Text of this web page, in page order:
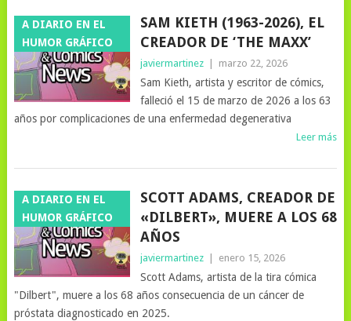
A DIARIO EN EL
HUMOR GRÁFICO
SAM KIETH (1963-2026), EL
CREADOR DE ‘THE MAXX’
javiermartinez marzo 22, 2026
Sam Kieth, artista y escritor de cómics,
falleció el 15 de marzo de 2026 a los 63
años por complicaciones de una enfermedad degenerativa
Leer más
A DIARIO EN EL
HUMOR GRÁFICO
SCOTT ADAMS, CREADOR DE
«DILBERT», MUERE A LOS 68
AÑOS
javiermartinez enero 15, 2026
Scott Adams, artista de la tira cómica
"Dilbert", muere a los 68 años consecuencia de un cáncer de
próstata diagnosticado en 2025.